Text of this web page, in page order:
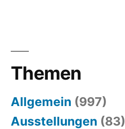
Themen
Allgemein (997)
Ausstellungen (83)